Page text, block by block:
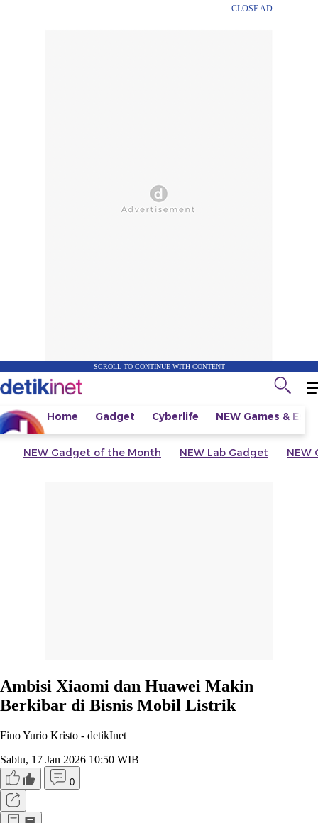
CLOSE AD
SCROLL TO CONTINUE WITH CONTENT
Home Gadget Cyberlife NEW Games &
NEW Gadget of the Month NEW Lab Gadget NEW
Ambisi Xiaomi dan Huawei Makin
Berkibar di Bisnis Mobil Listrik
Fino Yurio Kristo - detikInet
Sabtu, 17 Jan 2026 10:50 WIB
0